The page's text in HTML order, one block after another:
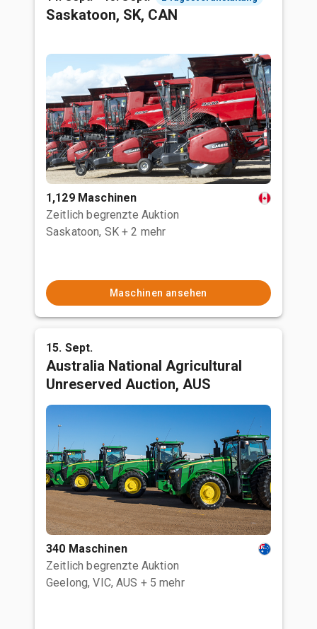
Saskatoon, SK, CAN
1,129 Maschinen
Zeitlich begrenzte Auktion
Saskatoon, SK + 2 mehr
Maschinen ansehen
15. Sept.
Australia National Agricultural
Unreserved Auction, AUS
340 Maschinen
Zeitlich begrenzte Auktion
Geelong, VIC, AUS + 5 mehr